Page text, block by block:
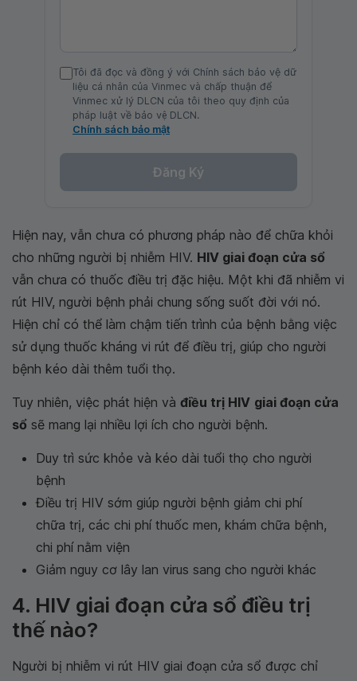
Tôi đã đọc và đồng ý với Chính sách bảo vệ dữ
liệu cá nhân của Vinmec và chấp thuận để
Vinmec xử lý DLCN của tôi theo quy định của
pháp luật về bảo vệ DLCN.
Chính sách bảo mật
Đăng Ký
Hiện nay, vẫn chưa có phương pháp nào để chữa khỏi
cho những người bị nhiễm HIV. HIV giai đoạn cửa sổ
vẫn chưa có thuốc điều trị đặc hiệu. Một khi đã nhiễm vi
rút HIV, người bệnh phải chung sống suốt đời với nó.
Hiện chỉ có thể làm chậm tiến trình của bệnh bằng việc
sử dụng thuốc kháng vi rút để điều trị, giúp cho người
bệnh kéo dài thêm tuổi thọ.
Tuy nhiên, việc phát hiện và điều trị HIV giai đoạn cửa
sổ sẽ mang lại nhiều lợi ích cho người bệnh.
Duy trì sức khỏe và kéo dài tuổi thọ cho người
bệnh
Điều trị HIV sớm giúp người bệnh giảm chi phí
chữa trị, các chi phí thuốc men, khám chữa bệnh,
chi phí nằm viện
Giảm nguy cơ lây lan virus sang cho người khác
4. HIV giai đoạn cửa sổ điều trị
thế nào?
Người bị nhiễm vi rút HIV giai đoạn cửa sổ được chỉ